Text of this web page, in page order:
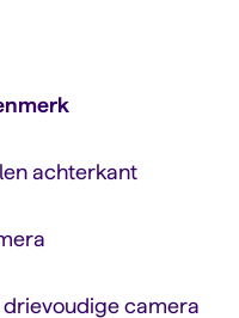
achterkant
camera